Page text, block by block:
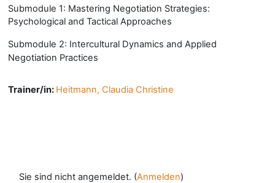
Submodule 1: Mastering Negotiation Strategies:
Psychological and Tactical Approaches
Submodule 2: Intercultural Dynamics and Applied
Negotiation Practices
Trainer/in: Heitmann, Claudia Christine
Sie sind nicht angemeldet. (Anmelden)